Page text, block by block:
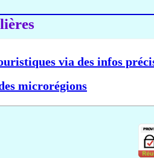
via des infos
microrégions